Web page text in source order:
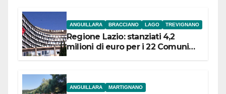
ANGUILLARA BRACCIANO LAGO TREVIGNANO
Regione Lazio: stanziati 4,2
milioni di euro per i 22 Comuni
ANGUILLARA MARTIGNANO